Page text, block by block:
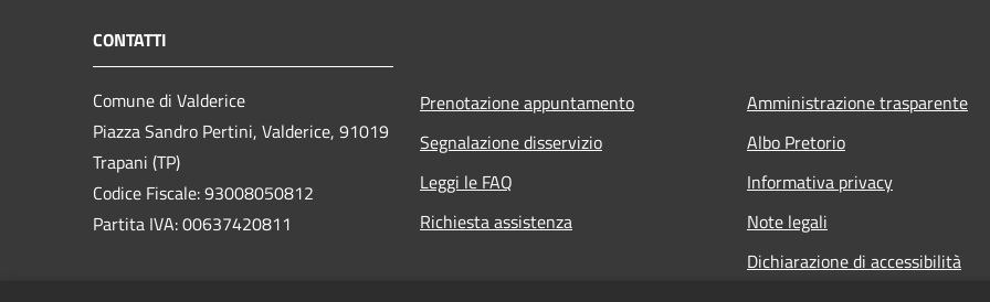
CONTATTI
Comune di Valderice
Piazza Sandro Pertini, Valderice, 91019
Trapani (TP)
Codice Fiscale: 93008050812
Partita IVA: 00637420811
Prenotazione appuntamento
Segnalazione disservizio
Leggi le FAQ
Richiesta assistenza
Amministrazione trasparente
Albo Pretorio
Informativa privacy
Note legali
Dichiarazione di accessibilità